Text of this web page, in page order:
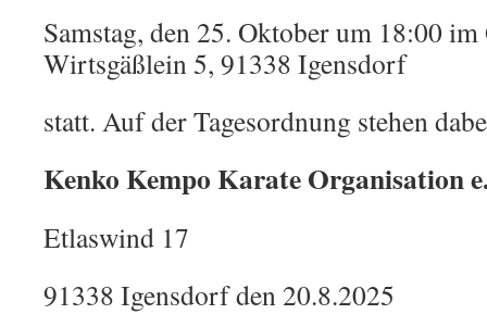
Samstag, den 25. Oktober um 18:00
Wirtsgäßlein 5, 91338 Igensdorf
statt. Auf der Tagesordnung stehen
Kenko Kempo Karate Organisation
Etlaswind 17
91338 Igensdorf den 20.8.2025